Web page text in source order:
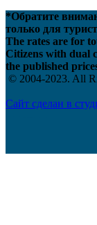
*Обратите
только для
The rates are for
Citizens with dual
the published
© 2004-2023. All
Сайт сделан в